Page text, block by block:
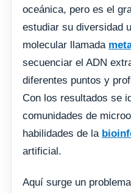
oceánica, pero es el
estudiar su diversidad
molecular llamada
secuenciar el ADN
diferentes puntos y
Con los resultados se
comunidades de
habilidades de la
artificial.
Aquí surge un